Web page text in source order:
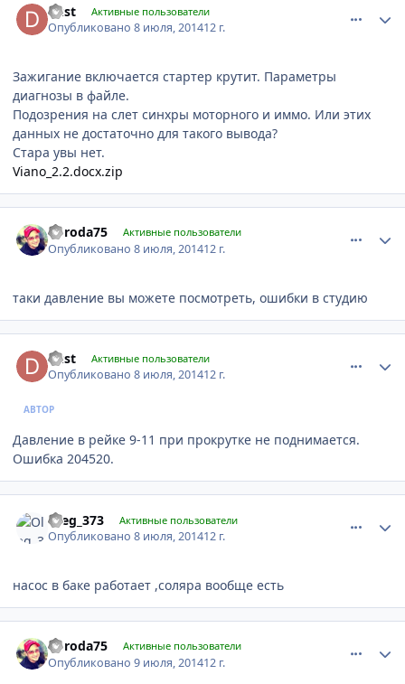
dust Активные пользователи
Опубликовано8 июля, 201412 г.
Зажигание включается стартер крутит. Параметры
диагнозы в файле.
Подозрения на слет синхры моторного и иммо. Или этих
данных не достаточно для такого вывода?
Стара увы нет.
Viano_2.2.docx.zip
boroda75 Активные пользователи
Опубликовано8 июля, 201412 г.
таки давление вы можете посмотреть, ошибки в студию
dust Активные пользователи
Опубликовано8 июля, 201412 г.
АВТОР
Давление в рейке 9-11 при прокрутке не поднимается.
Ошибка 204520.
Oleg_373 Активные пользователи
Опубликовано8 июля, 201412 г.
насос в баке работает ,соляра вообще есть
boroda75 Активные пользователи
Опубликовано9 июля, 201412 г.